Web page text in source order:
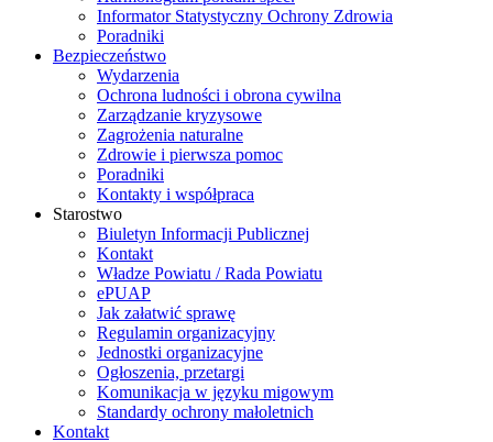
Informator Statystyczny Ochrony Zdrowia
Poradniki
Bezpieczeństwo
Wydarzenia
Ochrona ludności i obrona cywilna
Zarządzanie kryzysowe
Zagrożenia naturalne
Zdrowie i pierwsza pomoc
Poradniki
Kontakty i współpraca
Starostwo
Biuletyn Informacji Publicznej
Kontakt
Władze Powiatu / Rada Powiatu
ePUAP
Jak załatwić sprawę
Regulamin organizacyjny
Jednostki organizacyjne
Ogłoszenia, przetargi
Komunikacja w języku migowym
Standardy ochrony małoletnich
Kontakt